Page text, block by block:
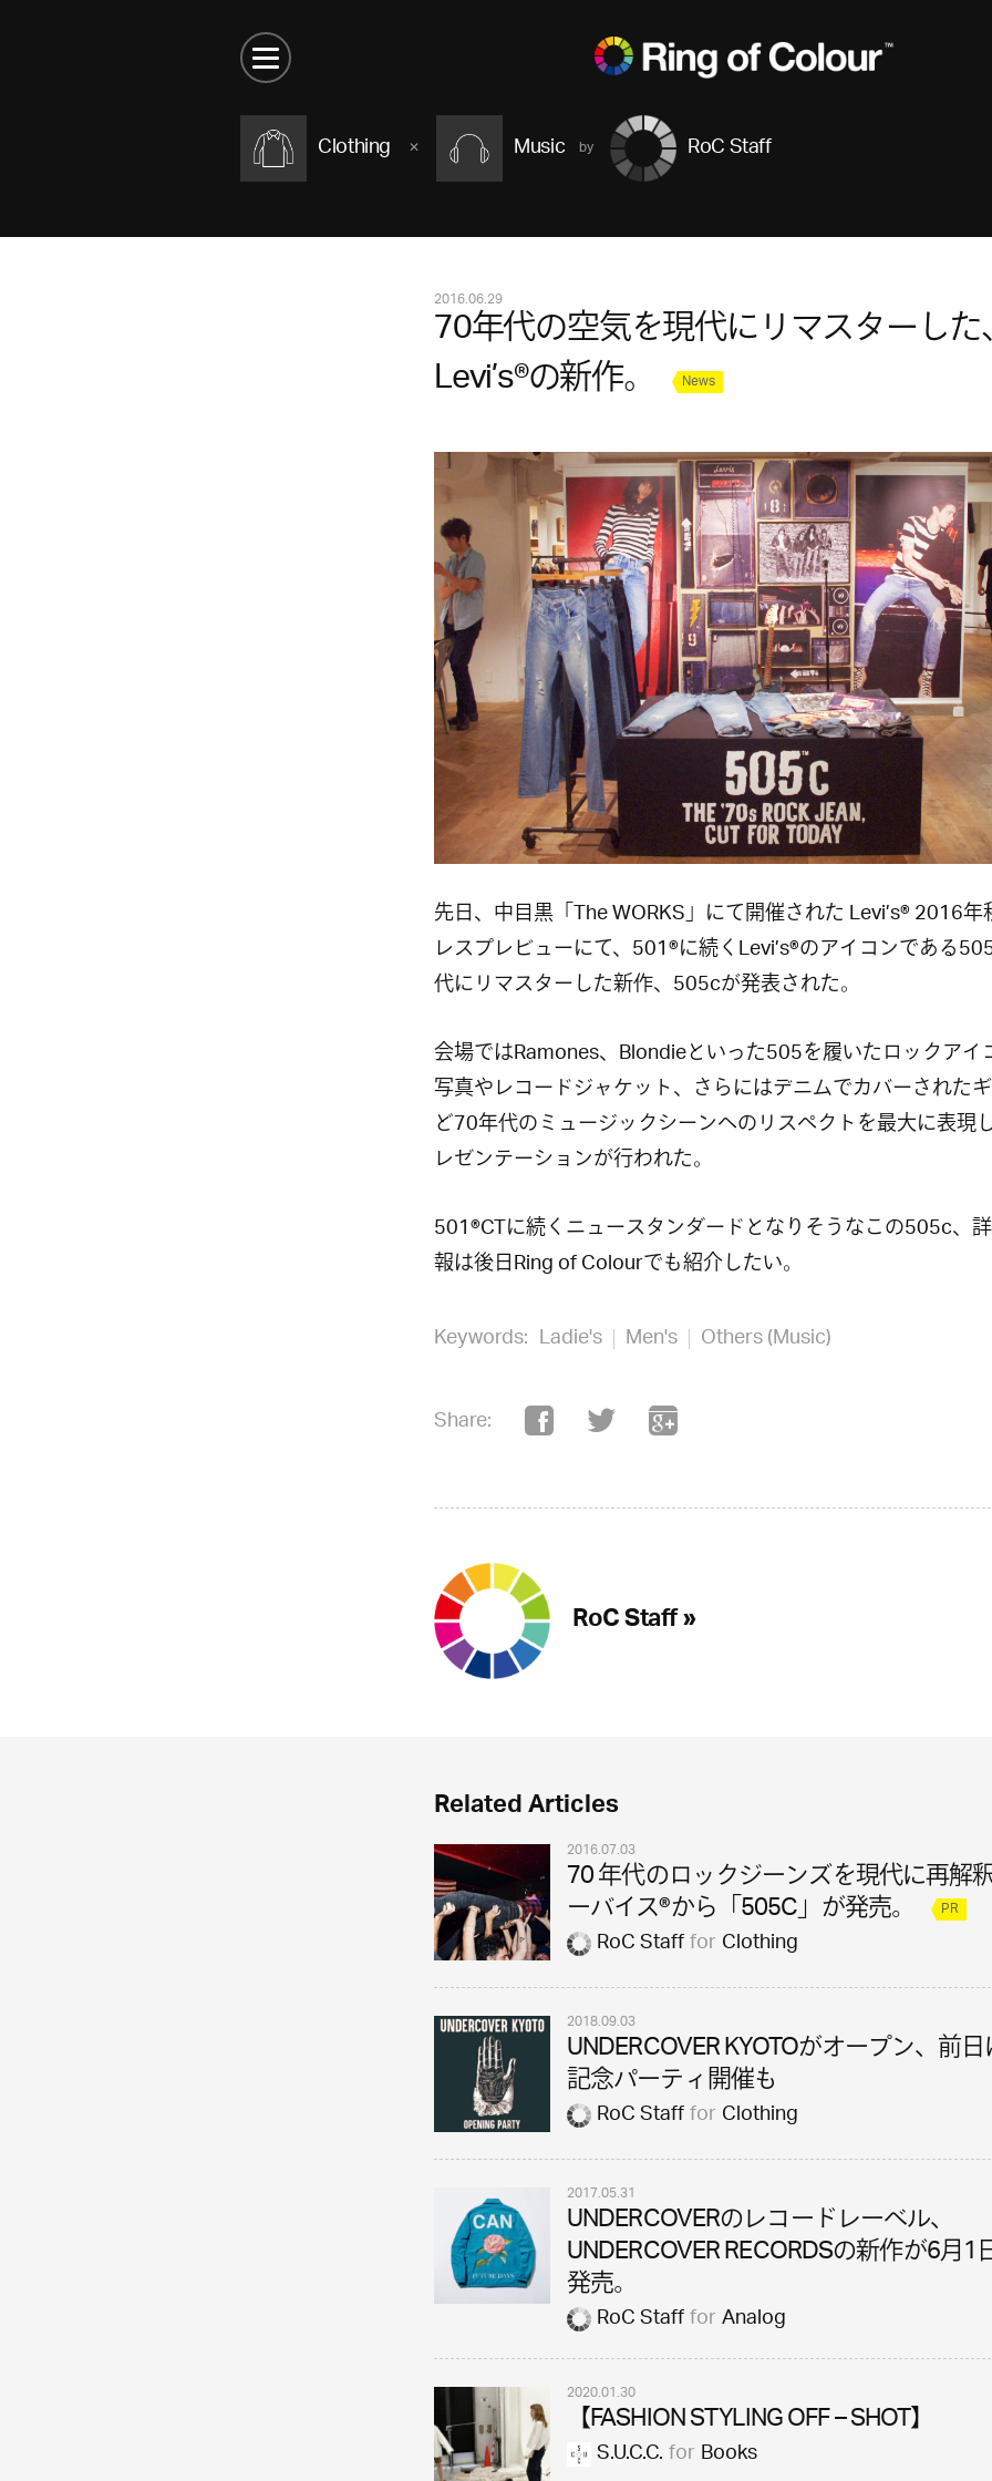
Clothing Music RoC Staff
2016.06.29
70年代の空気を現代にリマスターし
Levi’s®の新作。 News
先日、中目黒「The WORKS」にて開催された Levi’s® 2016
レスプレビューにて、501®に続くLevi’s®のアイコンである
代にリマスターした新作、505cが発表された。
会場ではRamones、Blondieといった505を履いたロックアイ
写真やレコードジャケット、さらにはデニムでカバーされた
ど70年代のミュージックシーンへのリスペクトを最大に表現
レゼンテーションが行われた。
501®CTに続くニュースタンダードとなりそうなこの505c、
報は後日Ring of Colourでも紹介したい。
Keywords: Ladie's Men's Others (Music)
Share:
RoC Staff »
Related Articles
2016.07.03
70 年代のロックジーンズを現代に再解
ーバイス®から「505C」が発売。 PR
RoC StaffforClothing
2018.09.03
UNDERCOVER KYOTOがオープン、前
記念パーティ開催も
RoC StaffforClothing
2017.05.31
UNDERCOVERのレコードレーベル、
UNDERCOVER RECORDSの新作が6月1
発売。
RoC StaffforAnalog
2020.01.30
【FASHION STYLING OFF – SHOT】
S.U.C.C.forBooks